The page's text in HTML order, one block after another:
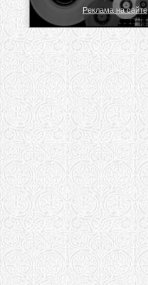
Реклама на сайте